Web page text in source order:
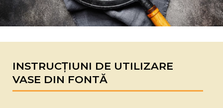
INSTRUCȚIUNI DE UTILIZARE
VASE DIN FONTĂ